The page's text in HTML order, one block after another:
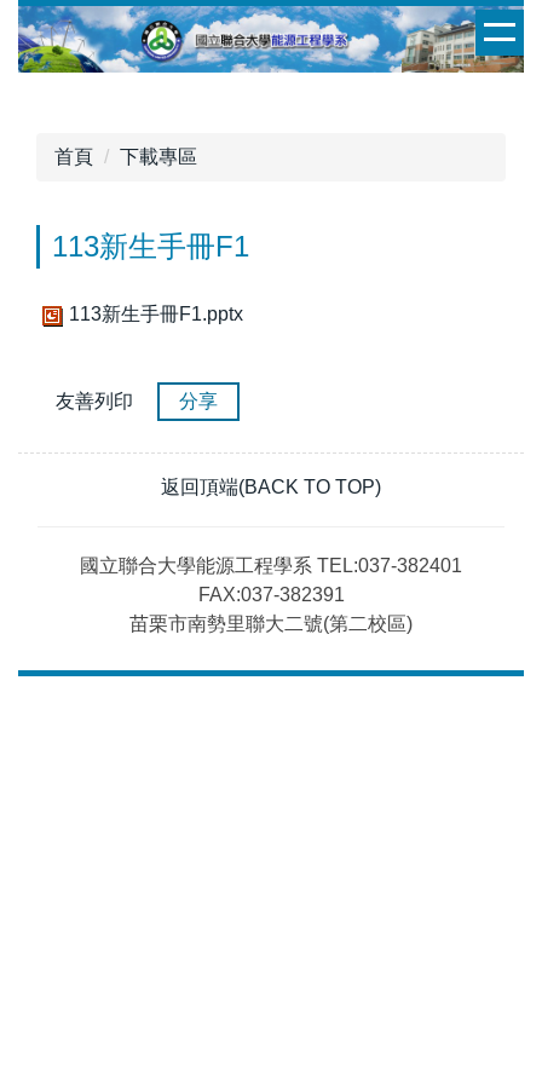
跳
到
主
首頁 下載專區
113新生手冊F1
113新生手冊F1.pptx
友善列印 分享
返回頂端(BACK TO TOP)
國立聯合大學能源工程學系 TEL:037-382401
FAX:037-382391
苗栗市南勢里聯大二號(第二校區)